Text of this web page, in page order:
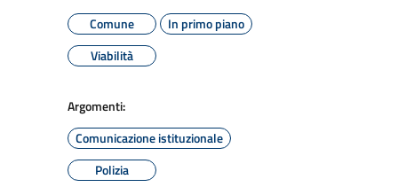
Comune
In primo piano
Viabilità
Argomenti:
Comunicazione istituzionale
Polizia